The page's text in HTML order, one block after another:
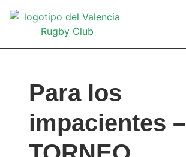
Para los
impacientes –